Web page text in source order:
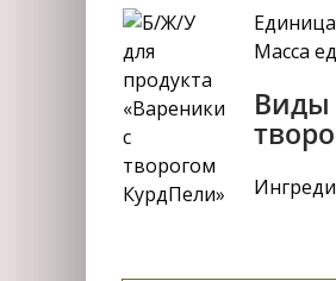
Масса
Виды